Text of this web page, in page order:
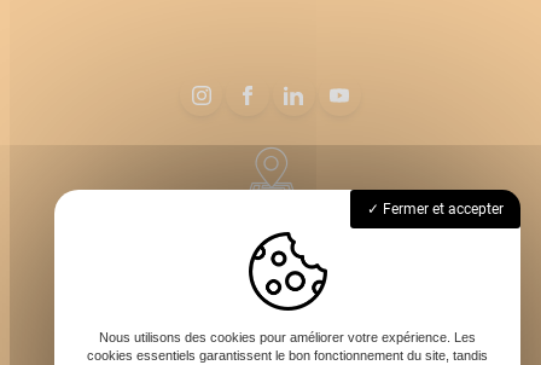
Lundi - Dimanche : 7h - 20h
Fermer et accepter
Nous utilisons des cookies pour améliorer votre expérience. Les
cookies essentiels garantissent le bon fonctionnement du site, tandis